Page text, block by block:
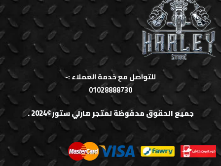
للتواصل مع خدمة العملاء :-
01028888730
جميع الحقوق محفوظة لمتجر هارلي ستور©2024 .